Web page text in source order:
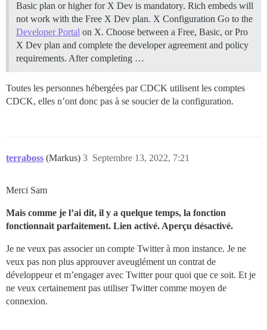
Basic plan or higher for X Dev is mandatory. Rich embeds will
not work with the Free X Dev plan. X Configuration Go to the
Developer Portal on X. Choose between a Free, Basic, or Pro
X Dev plan and complete the developer agreement and policy
requirements. After completing …
Toutes les personnes hébergées par CDCK utilisent les comptes
CDCK, elles n’ont donc pas à se soucier de la configuration.
terraboss (Markus) Septembre 13, 2022, 7:21
3
Merci Sam
Mais comme je l’ai dit, il y a quelque temps, la fonction
fonctionnait parfaitement. Lien activé. Aperçu désactivé.
Je ne veux pas associer un compte Twitter à mon instance. Je ne
veux pas non plus approuver aveuglément un contrat de
développeur et m’engager avec Twitter pour quoi que ce soit. Et je
ne veux certainement pas utiliser Twitter comme moyen de
connexion.